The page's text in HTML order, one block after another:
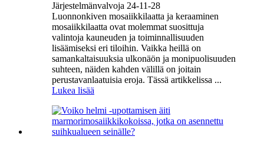
Järjestelmänvalvoja 24-11-28
Luonnonkiven mosaiikkilaatta ja keraaminen
mosaiikkilaatta ovat molemmat suosittuja
valintoja kauneuden ja toiminnallisuuden
lisäämiseksi eri tiloihin. Vaikka heillä on
samankaltaisuuksia ulkonäön ja monipuolisuuden
suhteen, näiden kahden välillä on joitain
perustavanlaatuisia eroja. Tässä artikkelissa ...
Lukea lisää